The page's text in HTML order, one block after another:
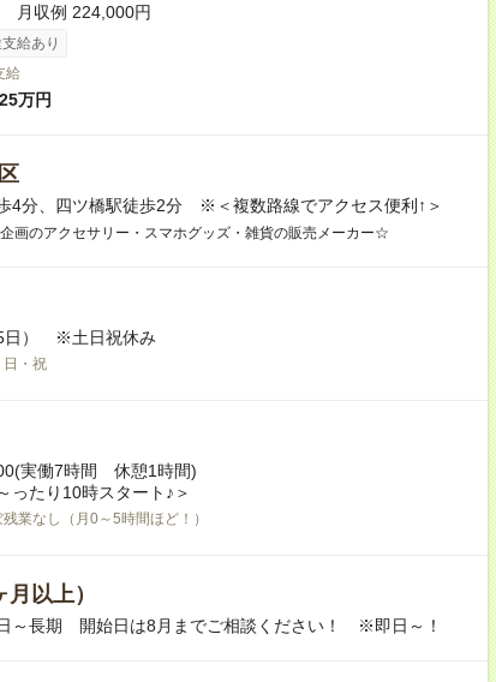
月収例 224,000円
給あり
給
万円
4分、四ツ橋駅徒歩2分 ※＜複数路線でアクセス便利↑＞
画のアクセサリー・スマホグッズ・雑貨の販売メーカー☆
日） ※土日祝休み
日・祝
実働7時間 休憩1時間)
ったり10時スタート♪＞
業なし（月0～5時間ほど！）
以上）
日～長期 開始日は8月までご相談ください！ ※即日～！